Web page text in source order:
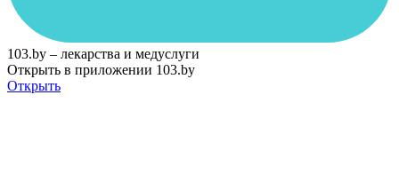
103.by – лекарства и медуслуги
Открыть в приложении 103.by
Открыть